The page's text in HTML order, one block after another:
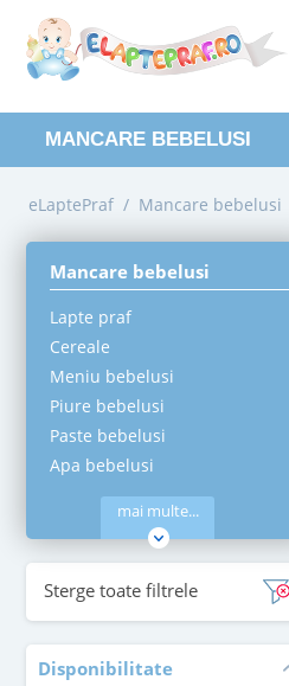
MANCARE BEBELUSI
eLaptePraf / Mancare bebelusi
Mancare bebelusi
Lapte praf
Cereale
Meniu bebelusi
Piure bebelusi
Paste bebelusi
Apa bebelusi
mai multe...
Sterge toate filtrele
Disponibilitate